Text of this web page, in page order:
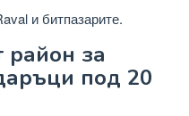
и битпазарите.
район за
под 20